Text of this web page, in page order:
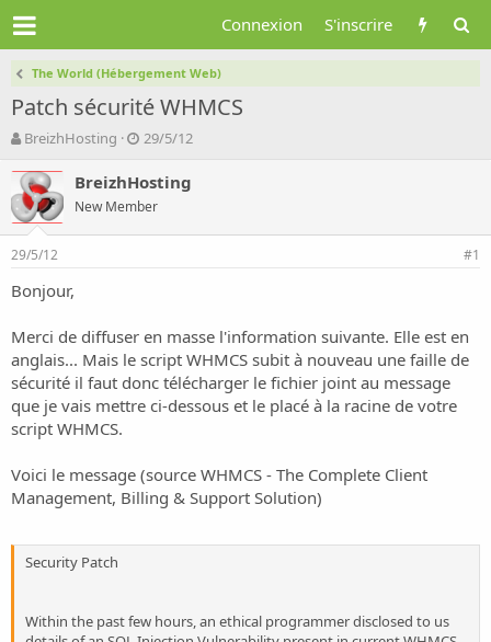
Connexion S'inscrire
The World (Hébergement Web)
Patch sécurité WHMCS
A
t
e
u
r
d
l
d
i
s
c
u
s
i
o
BreizhHosting
D
t
d
e
t
29/5/12
BreizhHosting
New Member
29/5/12 #1
Bonjour,
Merci de diffuser en masse l'information suivante. Elle est en
anglais... Mais le script WHMCS subit à nouveau une faille de
sécurité il faut donc télécharger le fichier joint au message
que je vais mettre ci-dessous et le placé à la racine de votre
script WHMCS.
Voici le message (source WHMCS - The Complete Client
Management, Billing & Support Solution)
Security Patch
Within the past few hours, an ethical programmer disclosed to us